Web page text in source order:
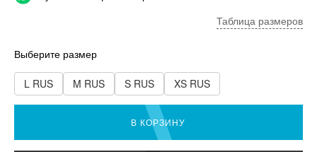
Таблица размеров
Выберите размер
L RUS M RUS S RUS XS RUS
В КОРЗИНУ